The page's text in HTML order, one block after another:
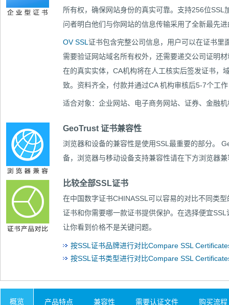
所有权，确保网站身份的真实可靠。支持256位
问者明白他们与你网站的信息传输采用了全新最先
OV SSL证书包含完整公司信息，用户可以在证书里
需要验证网站域名所有权外，还需要递交公司证明
在的真实实体，CA机构将在人工核实后签发证书，
致。资料齐全，付款并通过CA 机构审核后5-7个工
适合对象：企业网站、电子商务网站、证券、金融机
GeoTrust 证书兼容性
浏览器和设备的兼容性是使用SSL最重要的部分。
备，浏览器与移动设备支持兼容性请在下方浏览器
比较全部SSL证书
在中国数字证书CHINASSL可以容易的对比不同类
证书和你需要哪一款证书提供保护。在选择便宜
让你看到价格不是关键问题。
按SSL证书品牌进行对比Compare SSL
按SSL证书类型进行对比Compare SSL
概览 产品特点 兼容性 需要认证文件 购买流程